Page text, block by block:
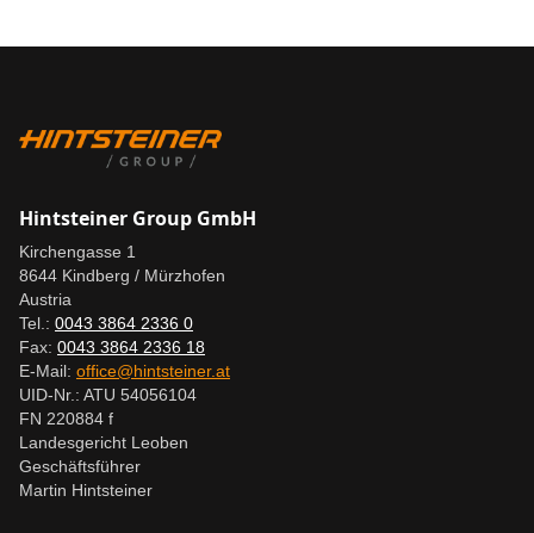
Hintsteiner Group GmbH
Kirchengasse 1
8644 Kindberg / Mürzhofen
Austria
Tel.: 0043 3864 2336 0
Fax: 0043 3864 2336 18
E-Mail: office@hintsteiner.at
UID-Nr.: ATU 54056104
FN 220884 f
Landesgericht Leoben
Geschäftsführer
Martin Hintsteiner